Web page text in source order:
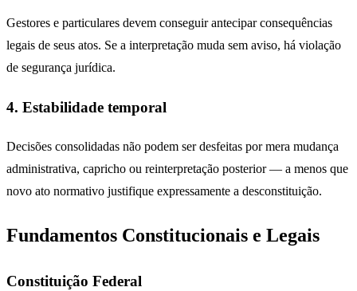
Gestores e particulares devem conseguir antecipar consequências
legais de seus atos. Se a interpretação muda sem aviso, há violação
de segurança jurídica.
4. Estabilidade temporal
Decisões consolidadas não podem ser desfeitas por mera mudança
administrativa, capricho ou reinterpretação posterior — a menos que
novo ato normativo justifique expressamente a desconstituição.
Fundamentos Constitucionais e Legais
Constituição Federal